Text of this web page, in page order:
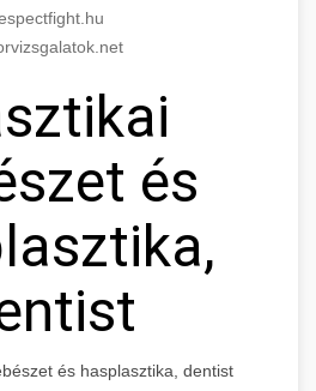
és
és hasplasztika, dentist